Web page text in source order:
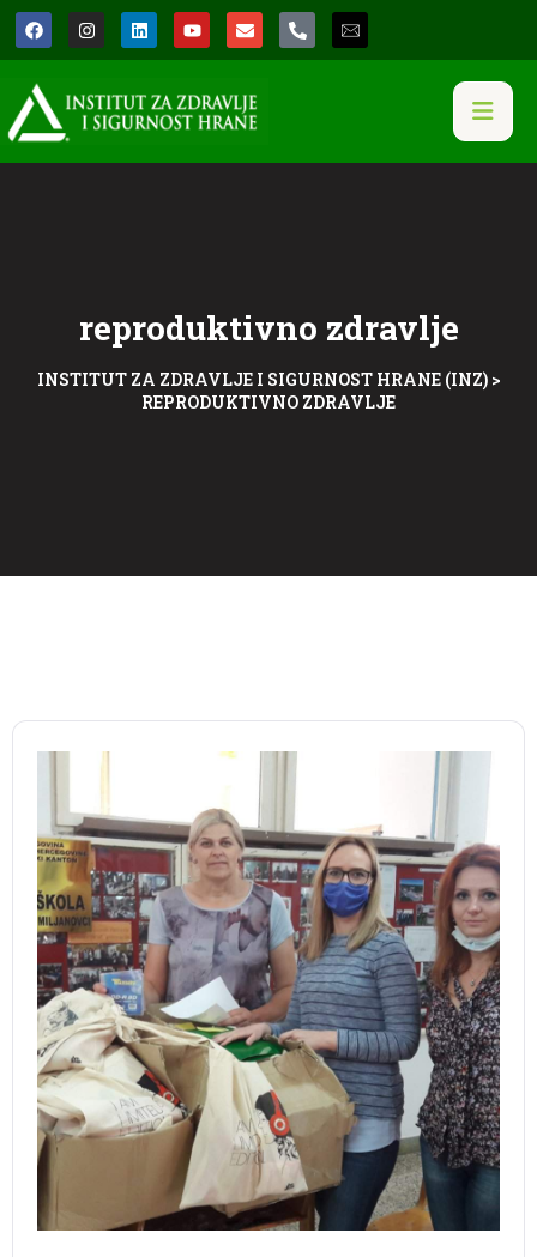
reproduktivno zdravlje
INSTITUT ZA ZDRAVLJE I SIGURNOST HRANE (INZ)>
REPRODUKTIVNO ZDRAVLJE